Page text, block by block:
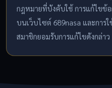
กฎหมายที่บังคับใช้ การแก้ไขข้
บนเว็บไซต์ 689nasa และการ
สมาชิกยอมรับการแก้ไขดังกล่าว